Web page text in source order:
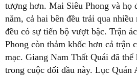
tượng hơn. Mai Siêu Phong và họ
năm, cả hai bên đều trải qua
đều có sự tiến bộ vượt bậc. Trận
Phong còn thảm khốc hơn cả trận
mạc. Giang Nam Thất Quái đã thể
trong cuộc đối đầu này. Lục Quán